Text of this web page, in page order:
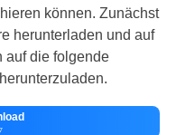
können. Zunächst
herunterladen und auf
auf die folgende